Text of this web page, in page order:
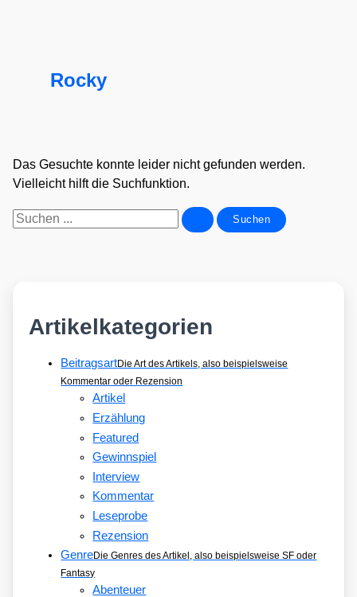
Rocky
Das Gesuchte konnte leider nicht gefunden werden.
Vielleicht hilft die Suchfunktion.
Suchen
Artikelkategorien
BeitragsartDie Art des Artikels, also beispielsweise
Kommentar oder Rezension
Artikel
Erzählung
Featured
Gewinnspiel
Interview
Kommentar
Leseprobe
Rezension
GenreDie Genres des Artikel, also beispielsweise SF oder
Fantasy
Abenteuer